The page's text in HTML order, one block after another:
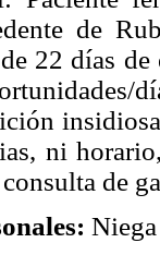
de
22 días
ni
de